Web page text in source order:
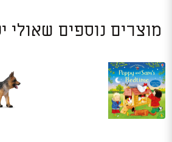
מוצרים נוספים שאולי